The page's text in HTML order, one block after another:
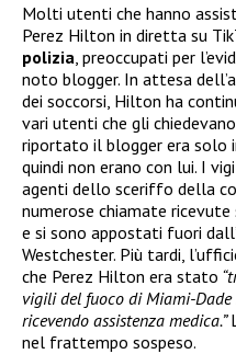
Molti utenti che hanno
Perez Hilton in diretta su
polizia , preoccupati per
noto blogger. In attesa
dei soccorsi, Hilton ha
vari utenti che gli
riportato il blogger era solo
quindi non erano con lui. I
agenti dello sceriffo della
numerose chiamate
e si sono appostati fuori
Westchester. Più tardi,
che Perez Hilton era stato
vigili del fuoco di Miami-Dade
ricevendo assistenza medica.”
nel frattempo sospeso.